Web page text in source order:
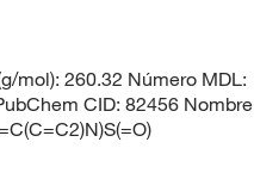
mol): 260.32 Número MDL:
CID: 82456 Nombre